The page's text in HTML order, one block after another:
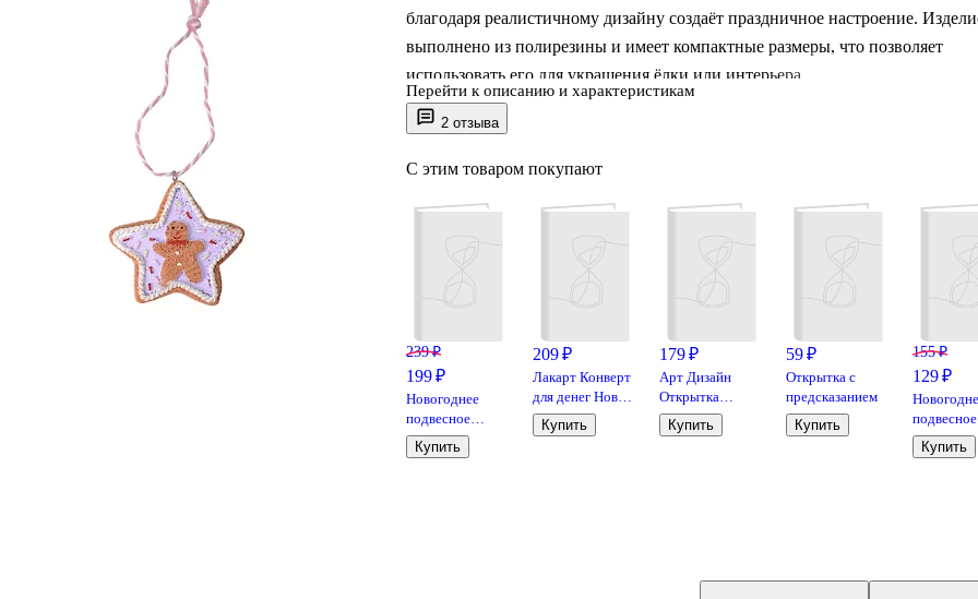
2 отзыва
благодаря реалистичному дизайну создаёт праздничное настроение.
выполнено из полирезины и имеет компактные размеры, что позволяет
использовать его для украшения ёлки или интерьера.
Перейти к описанию и характеристикам
С этим товаром покупают
239 ₽
199 ₽
Новогоднее
подвесное
украшение
Олень в елочке
Купить
209 ₽
Лакарт Конверт
для денег Новый
Год код 9
Купить
179 ₽
Арт Дизайн
Открытка
двойная Новый
год код 240Н
Купить
59 ₽
Открытка с
предсказанием
Купить
155 ₽
129 ₽
подвесное
украшение
Олень с
Купить